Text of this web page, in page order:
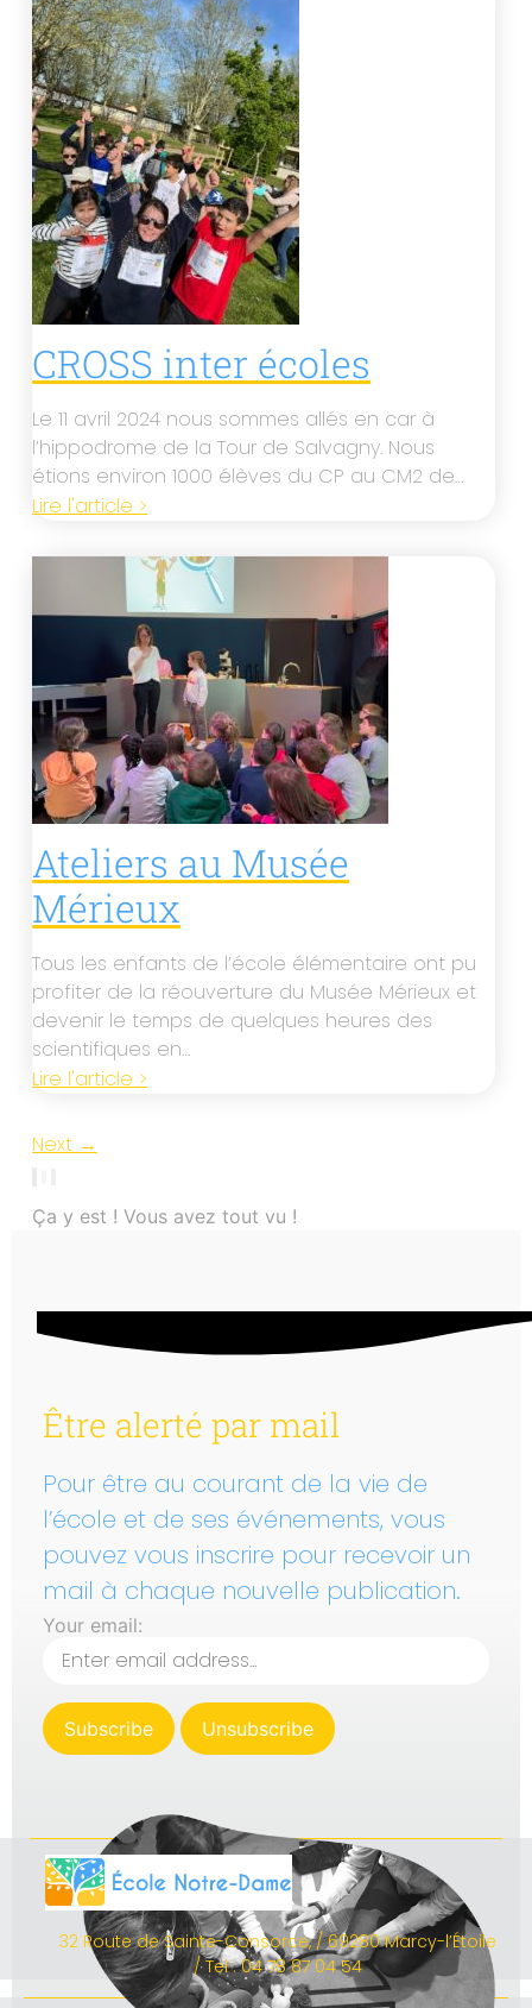
CROSS inter écoles
Le 11 avril 2024 nous sommes allés en car à
l’hippodrome de la Tour de Salvagny. Nous
étions environ 1000 élèves du CP au CM2 de…
Lire l'article >
Ateliers au Musée
Mérieux
Tous les enfants de l’école élémentaire ont pu
profiter de la réouverture du Musée Mérieux et
devenir le temps de quelques heures des
scientifiques en…
Lire l'article >
Next →
Ça y est ! Vous avez tout vu !
Être alerté par mail
Pour être au courant de la vie de
l’école et de ses événements, vous
pouvez vous inscrire pour recevoir un
mail à chaque nouvelle publication.
Your email:
32 Route de Sainte-Consorce, / 69280 Marcy-l’Étoile
/ Tel : 04 78 87 04 54